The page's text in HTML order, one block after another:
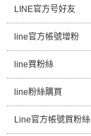
LINE官方号好友
line官方帳號增粉
line買粉絲
line粉絲購買
Line官方帳號買粉絲